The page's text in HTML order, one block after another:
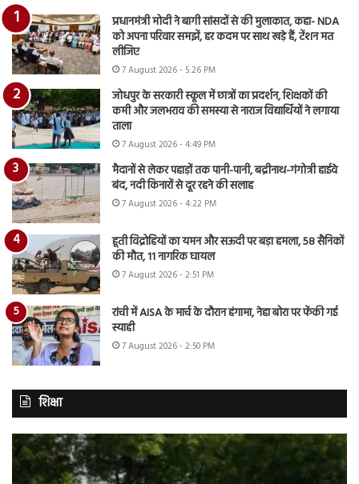
प्रधानमंत्री मोदी ने बागी सांसदों से की मुलाकात, कहा- NDA
को अपना परिवार समझें, हर कदम पर साथ खड़े हैं, टेंशन मत
लीजिए
7 August 2026 - 5:26 PM
जोधपुर के सरकारी स्कूल में छात्रों का प्रदर्शन, शिक्षकों की
कमी और जलभराव की समस्या से नाराज विद्यार्थियों ने लगाया
ताला
7 August 2026 - 4:49 PM
मैदानों से लेकर पहाड़ों तक पानी-पानी, बद्रीनाथ-गंगोत्री हाईवे
बंद, नदी किनारों से दूर रहने की सलाह
7 August 2026 - 4:22 PM
हूती विद्रोहियों का यमन और सऊदी पर बड़ा हमला, 58 सैनिकों
की मौत, 11 नागरिक घायल
7 August 2026 - 2:51 PM
रांची में AISA के मार्च के दौरान हंगामा, नेहा बोरा पर फेंकी गई
स्याही
7 August 2026 - 2:50 PM
शिक्षा